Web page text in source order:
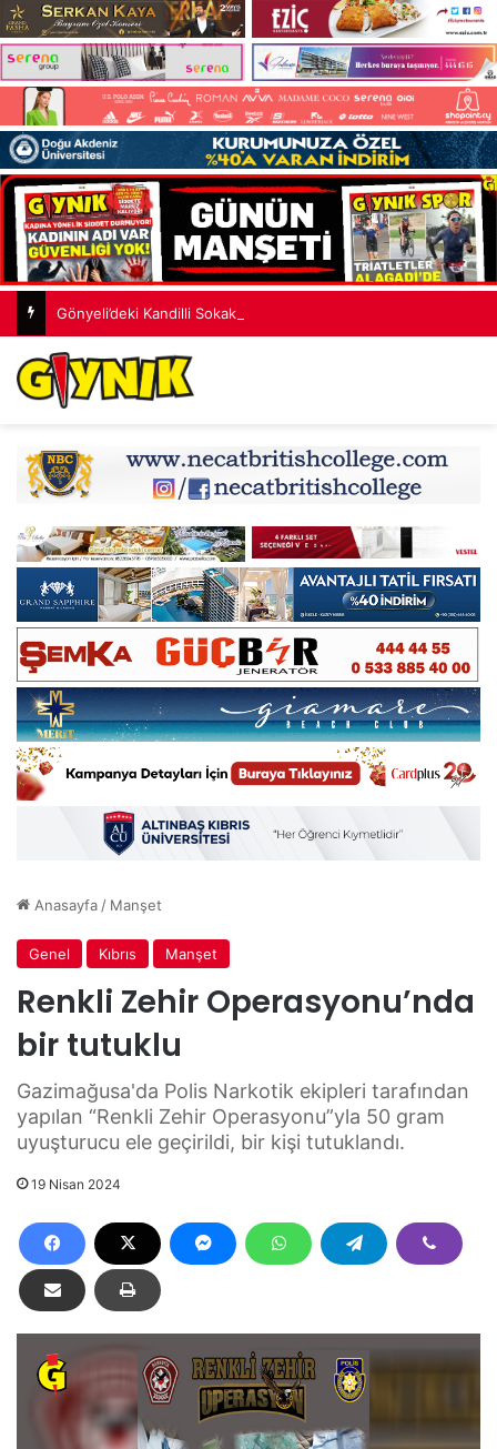
Gönyeli’deki Kandilli Sokak yeni çehreye kavuştu
Anasayfa/ Manşet
Genel Kıbrıs Manşet
Renkli Zehir Operasyonu’nda
bir tutuklu
Gazimağusa'da Polis Narkotik ekipleri tarafından
yapılan “Renkli Zehir Operasyonu”yla 50 gram
uyuşturucu ele geçirildi, bir kişi tutuklandı.
19 Nisan 2024